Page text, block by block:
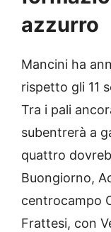
azzurro
Mancini ha
rispetto gli 11
Tra i pali
subentrerà a
quattro
Buongiorno,
centrocampo
Frattesi, con